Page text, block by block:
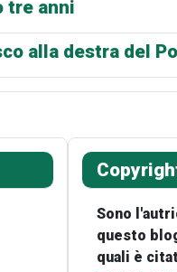
tre anni
alla destra del Po
Sono
questo
quali è